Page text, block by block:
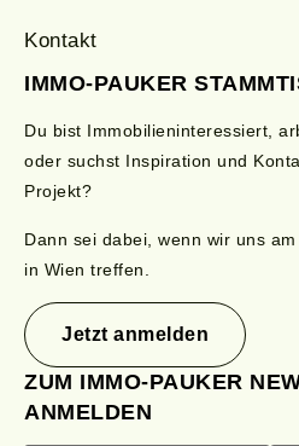
Kontakt
IMMO-PAUKER
Du bist Immobilieninteressiert,
oder suchst Inspiration und
Projekt?
Dann sei dabei, wenn wir uns am
in Wien treffen.
Jetzt anmelden
ZUM IMMO-PAUKER
ANMELDEN